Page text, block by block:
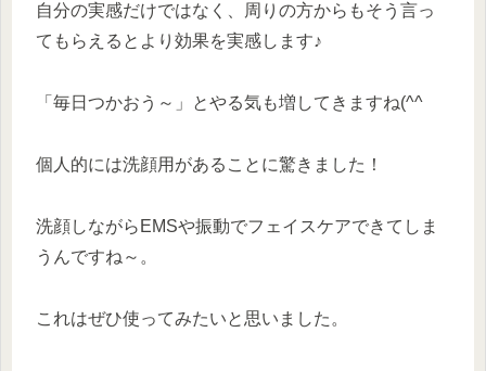
自分の実感だけではなく、周りの方からもそう言っ
てもらえるとより効果を実感します♪
「毎日つかおう～」とやる気も増してきますね(^^
個人的には洗顔用があることに驚きました！
洗顔しながらEMSや振動でフェイスケアできてしま
うんですね～。
これはぜひ使ってみたいと思いました。